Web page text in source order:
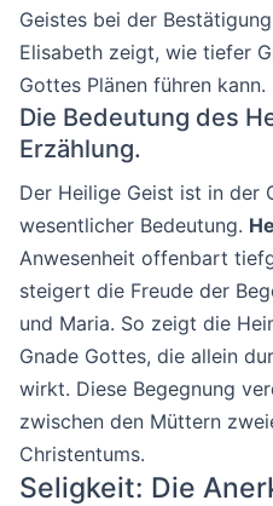
Geistes bei der
Elisabeth zeigt, wie tiefer
Gottes Plänen führen kann.
Die Bedeutung des
Erzählung.
Der Heilige Geist ist in der
wesentlicher Bedeutung.
Anwesenheit offenbart
steigert die Freude der
und Maria. So zeigt die
Gnade Gottes, die allein
wirkt. Diese Begegnung
zwischen den Müttern
Christentums.
Seligkeit: Die